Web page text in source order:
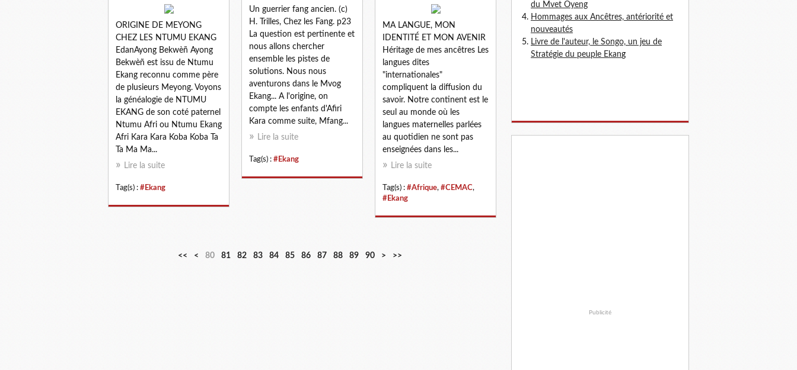
ORIGINE DE MEYONG
CHEZ LES NTUMU EKANG
EdanAyong Bekwèñ Ayong
Bekwèñ est issu de Ntumu
Ekang reconnu comme père
de plusieurs Meyong. Voyons
la généalogie de NTUMU
EKANG de son coté paternel
Ntumu Afri ou Ntumu Ekang
Afri Kara Kara Koba Koba Ta
Ta Ma Ma...
Lire la suite
Tag(s) : #Ekang
Un guerrier fang ancien. (c)
H. Trilles, Chez les Fang. p23
La question est pertinente et
nous allons chercher
ensemble les pistes de
solutions. Nous nous
aventurons dans le Mvog
Ekang... A l'origine, on
compte les enfants d'Afiri
Kara comme suite, Mfang...
Lire la suite
Tag(s) : #Ekang
MA LANGUE, MON
IDENTITÉ ET MON AVENIR
Héritage de mes ancêtres Les
langues dites
"internationales"
compliquent la diffusion du
savoir. Notre continent est le
seul au monde où les
langues maternelles parlées
au quotidien ne sont pas
enseignées dans les...
Lire la suite
Tag(s) : #Afrique, #CEMAC,
#Ekang
<< <
1
2
3
4
5
6
7
80 81 82 83 84 85 86 87 88 89 90
1
2
> >>
du Mvet Oyeng
Hommages aux Ancêtres, antériorité et
nouveautés
Livre de l'auteur, le Songo, un jeu de
Stratégie du peuple Ekang
Publicité